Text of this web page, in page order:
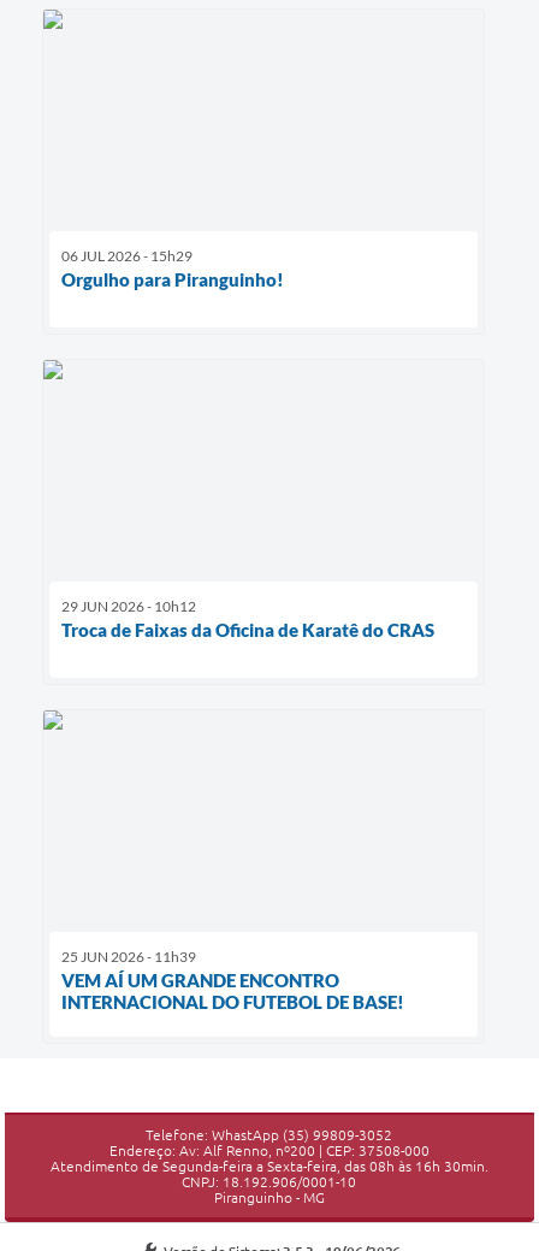
06 JUL 2026 - 15h29
Orgulho para Piranguinho!
29 JUN 2026 - 10h12
Troca de Faixas da Oficina de Karatê do CRAS
25 JUN 2026 - 11h39
VEM AÍ UM GRANDE ENCONTRO
INTERNACIONAL DO FUTEBOL DE BASE!
Telefone: WhastApp (35) 99809-3052
Endereço: Av: Alf Renno, nº200 | CEP: 37508-000
Atendimento de Segunda-feira a Sexta-feira, das 08h às 16h 30min.
CNPJ: 18.192.906/0001-10
Piranguinho - MG